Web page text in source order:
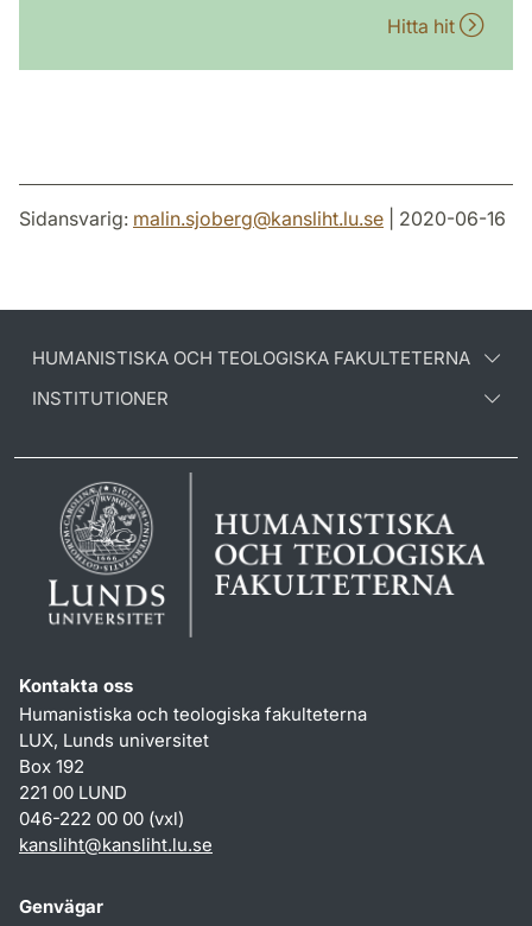
Hitta hit
Sidansvarig: malin.sjoberg@kansliht.lu.se | 2020-06-16
HUMANISTISKA OCH TEOLOGISKA FAKULTETERNA
INSTITUTIONER
Kontakta oss
Humanistiska och teologiska fakulteterna
LUX, Lunds universitet
Box 192
221 00 LUND
046-222 00 00 (vxl)
kansliht@kansliht.lu.se
Genvägar